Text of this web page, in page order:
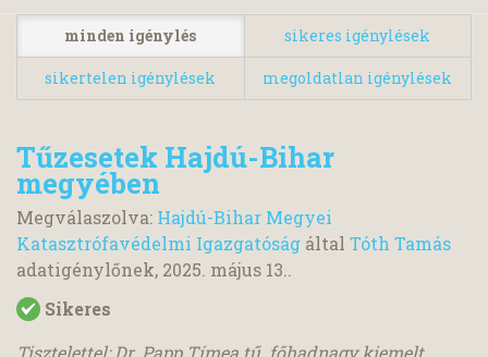
minden igénylés sikeres igénylések
sikertelen igénylések megoldatlan igénylések
Tűzesetek Hajdú-Bihar
megyében
Megválaszolva: Hajdú-Bihar Megyei
Katasztrófavédelmi Igazgatóság által Tóth Tamás
adatigénylőnek, 2025. május 13..
Sikeres